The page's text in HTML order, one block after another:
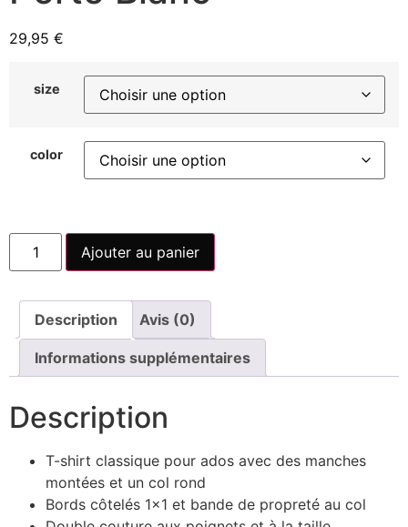
29,95 €
size
color
Ajouter au panier
Description Avis (0)
Informations supplémentaires
Description
T-shirt classique pour ados avec des manches
montées et un col rond
Bords côtelés 1×1 et bande de propreté au col